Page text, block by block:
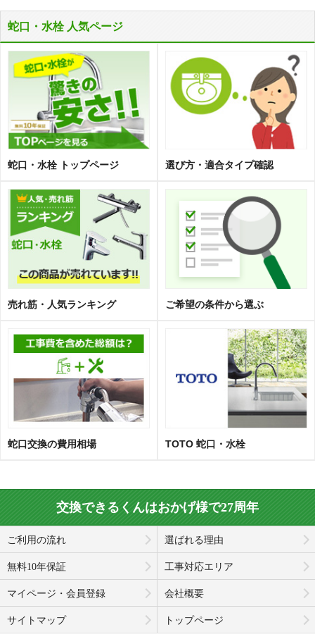
蛇口・水栓 人気ページ
蛇口・水栓 トップページ 選び方・適合タイプ確認
売れ筋・人気ランキング ご希望の条件から選ぶ
蛇口交換の費用相場 TOTO 蛇口・水栓
交換できるくんはおかげ様で27周年
ご利用の流れ 選ばれる理由
無料10年保証 工事対応エリア
マイページ・会員登録 会社概要
サイトマップ トップページ